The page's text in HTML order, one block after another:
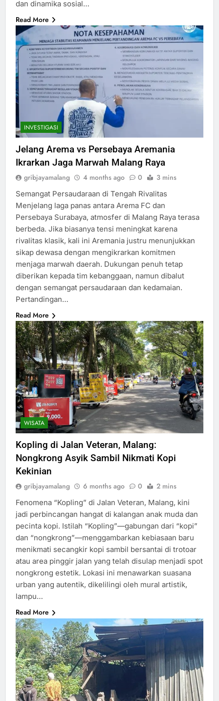
dan dinamika sosial…
Read More
INVESTIGASI
Jelang Arema vs Persebaya Aremania
Ikrarkan Jaga Marwah Malang Raya
gribjayamalang 4 months ago 0 3 mins
Semangat Persaudaraan di Tengah Rivalitas
Menjelang laga panas antara Arema FC dan
Persebaya Surabaya, atmosfer di Malang Raya terasa
berbeda. Jika biasanya tensi meningkat karena
rivalitas klasik, kali ini Aremania justru menunjukkan
sikap dewasa dengan mengikrarkan komitmen
menjaga marwah daerah. Dukungan penuh tetap
diberikan kepada tim kebanggaan, namun dibalut
dengan semangat persaudaraan dan kedamaian.
Pertandingan…
Read More
WISATA
Kopling di Jalan Veteran, Malang:
Nongkrong Asyik Sambil Nikmati Kopi
Kekinian
gribjayamalang 6 months ago 0 2 mins
Fenomena “Kopling” di Jalan Veteran, Malang, kini
jadi perbincangan hangat di kalangan anak muda dan
pecinta kopi. Istilah “Kopling”—gabungan dari “kopi”
dan “nongkrong”—menggambarkan kebiasaan baru
menikmati secangkir kopi sambil bersantai di trotoar
atau area pinggir jalan yang telah disulap menjadi spot
nongkrong estetik. Lokasi ini menawarkan suasana
urban yang autentik, dikelilingi oleh mural artistik,
lampu…
Read More